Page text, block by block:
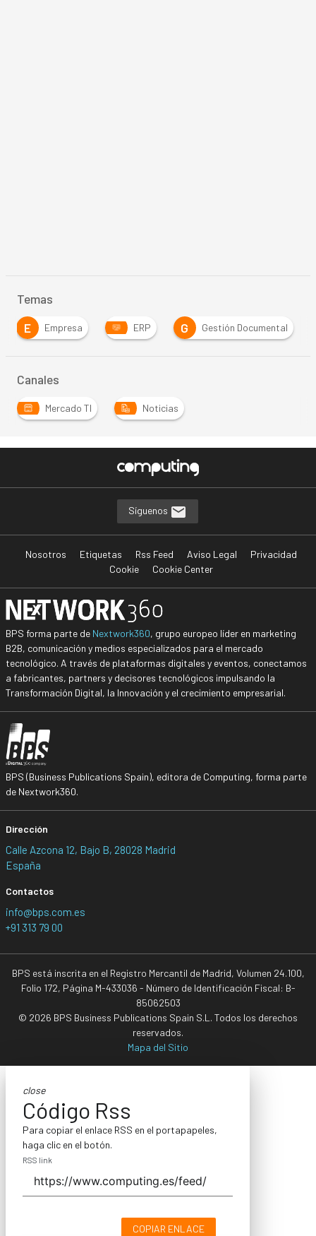
Temas
E
Empresa ERP G Gestión Documental
Canales
Mercado TI Noticias
Síguenos
Nosotros Etiquetas Rss Feed Aviso Legal
Privacidad
Cookie
Cookie Center
BPS forma parte de Nextwork360, grupo europeo líder en marketing
B2B, comunicación y medios especializados para el mercado
tecnológico. A través de plataformas digitales y eventos, conectamos
a fabricantes, partners y decisores tecnológicos impulsando la
Transformación Digital, la Innovación y el crecimiento empresarial.
BPS (Business Publications Spain), editora de Computing, forma parte
de Nextwork360.
Dirección
Calle Azcona 12, Bajo B, 28028 Madrid
España
Contactos
info@bps.com.es
+91 313 79 00
BPS está inscrita en el Registro Mercantil de Madrid, Volumen 24.100,
Folio 172, Página M-433036 - Número de Identificación Fiscal: B-
85062503
© 2026 BPS Business Publications Spain S.L. Todos los derechos
reservados.
Mapa del Sitio
close
Código Rss
Para copiar el enlace RSS en el portapapeles,
haga clic en el botón.
RSS link
COPIAR ENLACE